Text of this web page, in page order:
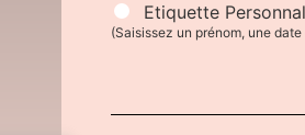
Etiquette
(Saisissez un prénom, une